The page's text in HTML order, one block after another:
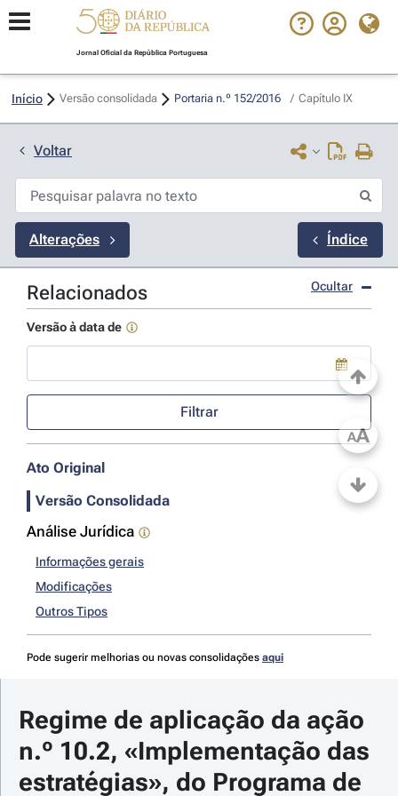
Jornal Oficial da República Portuguesa
Início Versão consolidada Portaria n.º 152/2016 / Capítulo IX
Voltar
Alterações Índice
Relacionados Ocultar
Versão à data de
Use a tecla de seta para baixo para abrir o calendário; Use as
Filtrar
Ato Original
Versão Consolidada
Análise Jurídica
Informações gerais
Modificações
Outros Tipos
Pode sugerir melhorias ou novas consolidações aqui
Regime de aplicação da ação
n.º 10.2, «Implementação das
estratégias», do Programa de
AA